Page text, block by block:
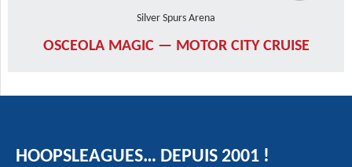
Silver Spurs Arena
OSCEOLA MAGIC — MOTOR CITY CRUISE
HOOPSLEAGUES… DEPUIS 2001 !